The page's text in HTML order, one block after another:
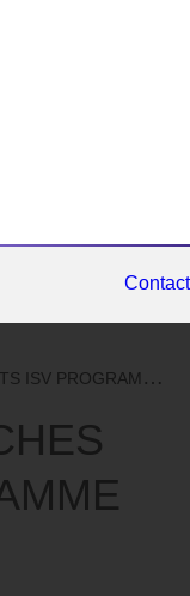
Contact
IN EUROPE...